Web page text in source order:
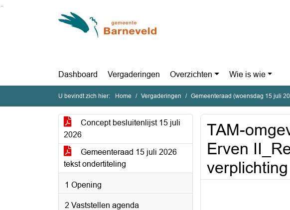
Ga naar de inhoud van deze pagina
Ga naar het zoeken
Dashboard Vergaderingen Overzichten Wie is wie
U bevindt zich hier: Home Vergaderingen Gemeenteraad (woensdag 15 juli
Concept besluitenlijst 15 juli
2026
Gemeenteraad 15 juli 2026
tekst ondertiteling
1 Opening
2 Vaststellen agenda
TAM-
Erven